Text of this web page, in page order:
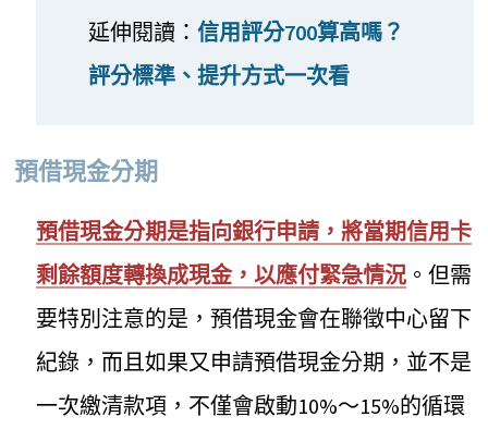
延伸閱讀： 信用評分700算高嗎？
評分標準、提升方式一次看
預借現金分期
預借現金分期是指向銀行申請，將當期信用卡
剩餘額度轉換成現金，以應付緊急情況 。但需
要特別注意的是，預借現金會在聯徵中心留下
紀錄，而且如果又申請預借現金分期，並不是
一次繳清款項，不僅會啟動10%～15%的循環